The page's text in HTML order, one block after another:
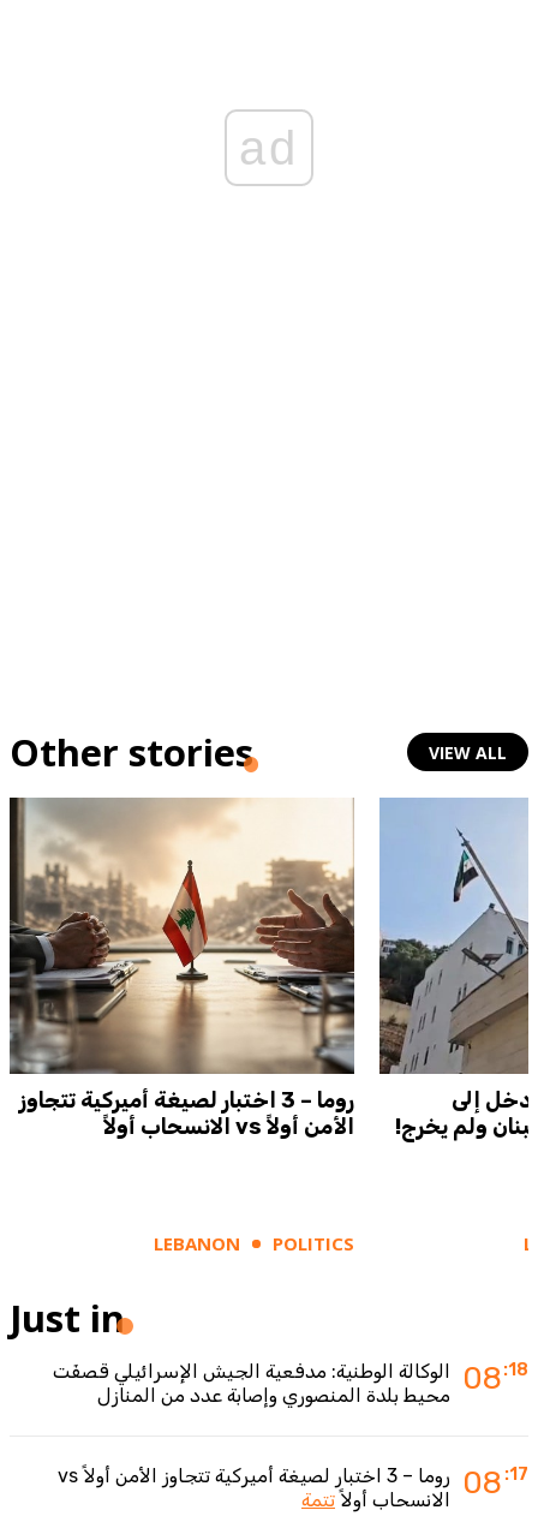
© 2025. All Rights Reserved. ByKoein
ad
Other stories VIEW ALL
روما – 3 اختبار لصيغة أميركية تتجاوز
الأمن أولاً vs الانسحاب أولاً
LEBANON POLITICS
دخل إلى
ولم يخرج!
Just in
08:18
الوكالة الوطنية: مدفعية الجيش الإسرائيلي قصفَت
محيط بلدة المنصوري وإصابة عدد من المنازل
08 :17
روما – 3 اختبار لصيغة أميركية تتجاوز الأمن أولاً vs
الانسحاب أولاًتتمة